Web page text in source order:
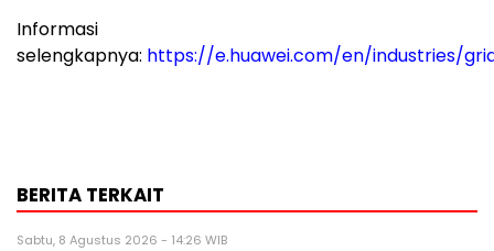
Informasi
selengkapnya: https://e.huawei.com/en/industries/
BERITA TERKAIT
Sabtu, 8 Agustus 2026 - 14:26 WIB